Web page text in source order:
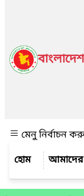
মেনু নির্বাচন
আমাদের